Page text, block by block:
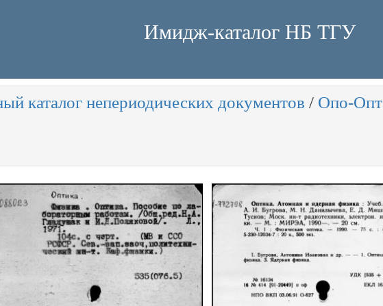
Имидж-каталог НБ ТГУ
каталог непериодических документов / Опо-Опт